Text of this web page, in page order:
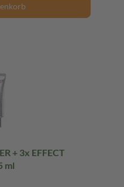
+ 3x EFFECT
ml